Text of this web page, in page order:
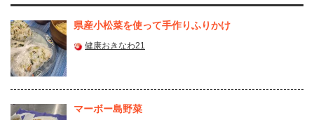
県産⼩松菜を使って⼿作りふりかけ
健康おきなわ21
マーボー島野菜